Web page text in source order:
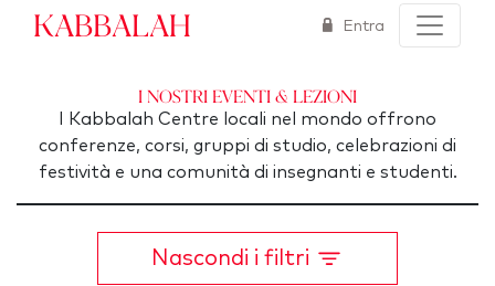
Kabbalah Entra
I nostri Eventi & Lezioni
I Kabbalah Centre locali nel mondo offrono
conferenze, corsi, gruppi di studio, celebrazioni di
festività e una comunità di insegnanti e studenti.
Nascondi i filtri